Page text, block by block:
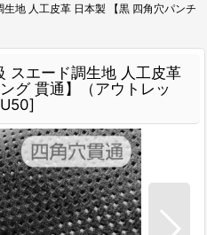
生地 人工皮革 日本製 【黒 四角穴パンチ
スエード調生地 人工皮革
グ 貫通】（アウトレッ
]